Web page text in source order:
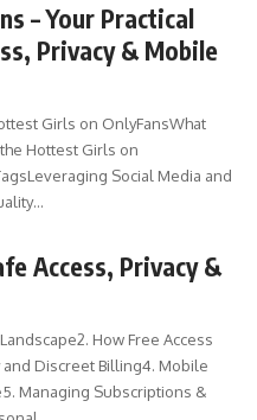
– Your Practical
Privacy & Mobile
Girls on OnlyFansWhat
Hottest Girls on
Social Media and
Access, Privacy &
How Free Access
Discreet Billing4. Mobile
Managing Subscriptions &